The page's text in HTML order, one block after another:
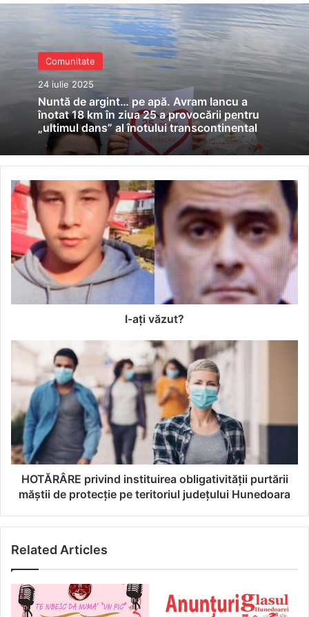
Comunitate
24 iulie 2025
Nuntă de argint… pe apă. Avram Iancu a
înotat 18 km în ziua 25 a provocării pentru
„ultimul dans” al înotului transcontinental
I-
aţi
văzut?
I-aţi văzut?
HOTĂRÂRE
instituirea
obligativităţii
purtării
măştii
protecţie
pe
teritoriul
judeţului
HOTĂRÂRE privind instituirea obligativităţii purtării
măştii de protecţie pe teritoriul judeţului Hunedoara
Related Articles